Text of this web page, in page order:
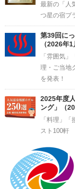
最新の「人
つ星の宿プ
第39回に
（2026年
「雰囲気
理・ご当地
を発表！
2025年度
ング」（
「料理」
スト100軒